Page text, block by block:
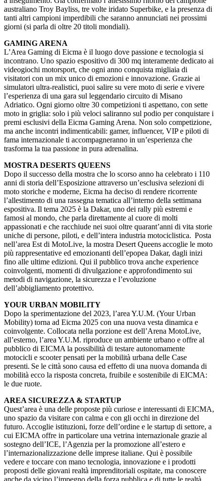
australiano Troy Bayliss, tre volte iridato Superbike, e la presenza di
tanti altri campioni imperdibili che saranno annunciati nei prossimi
giorni (si parla di oltre 20 titoli mondiali).
GAMING ARENA
L’Area Gaming di Eicma è il luogo dove passione e tecnologia si
incontrano. Uno spazio espositivo di 300 mq interamente dedicato ai
videogiochi motorsport, che ogni anno conquista migliaia di
visitatori con un mix unico di emozioni e innovazione. Grazie ai
simulatori ultra-realistici, puoi salire su vere moto di serie e vivere
l’esperienza di una gara sul leggendario circuito di Misano
Adriatico. Ogni giorno oltre 30 competizioni ti aspettano, con sette
moto in griglia: solo i più veloci saliranno sul podio per conquistare i
premi esclusivi della Eicma Gaming Arena. Non solo competizione,
ma anche incontri indimenticabili: gamer, influencer, VIP e piloti di
fama internazionale ti accompagneranno in un’esperienza che
trasforma la tua passione in pura adrenalina.
MOSTRA DESERTS QUEENS
Dopo il successo della mostra che lo scorso anno ha celebrato i 110
anni di storia dell’Esposizione attraverso un’esclusiva selezioni di
moto storiche e moderne, Eicma ha deciso di rendere ricorrente
l’allestimento di una rassegna tematica all’interno della settimana
espositiva. Il tema 2025 è la Dakar, uno dei rally più estremi e
famosi al mondo, che parla direttamente al cuore di molti
appassionati e che racchiude nei suoi oltre quarant’anni di vita storie
uniche di persone, piloti, e dell’intera industria motociclistica. Posta
nell’area Est di MotoLive, la mostra Desert Queens accoglie le moto
più rappresentative ed emozionanti dell’epopea Dakar, dagli inizi
fino alle ultime edizioni. Qui il pubblico trova anche experience
coinvolgenti, momenti di divulgazione e approfondimento sui
metodi di navigazione, la sicurezza e l’evoluzione
dell’abbigliamento protettivo.
YOUR URBAN MOBILITY
Dopo la sperimentazione del 2023, l’area Y.U.M. (Your Urban
Mobility) torna ad Eicma 2025 con una nuova vesta dinamica e
coinvolgente. Collocata nella porzione est dell’Arena MotoLive,
all’esterno, l’area Y.U.M. riproduce un ambiente urbano e offre al
pubblico di EICMA la possibilità di testare autonomamente
motocicli e scooter pensati per la mobilità urbana delle Case
presenti. Se le città sono causa ed effetto di una nuova domanda di
mobilità ecco la risposta concreta, fruibile e sostenibile di EICMA:
le due ruote.
AREA SICUREZZA & STARTUP
Quest’area è una delle proposte più curiose e interessanti di EICMA,
uno spazio da visitare con calma e con gli occhi in direzione del
futuro. Accoglie istituzioni, forze dell’ordine e le startup di settore, a
cui EICMA offre in particolare una vetrina internazionale grazie al
sostegno dell’ICE, l’Agenzia per la promozione all’estero e
l’internazionalizzazione delle imprese italiane. Qui è possibile
vedere e toccare con mano tecnologia, innovazione e i prodotti
proposti delle giovani realtà imprenditoriali ospitate, ma conoscere